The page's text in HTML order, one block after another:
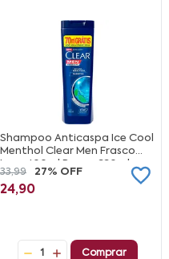
Shampoo Anticaspa Ice Cool
Menthol Clear Men Frasco
Leve 400ml Pague 330ml
33,99 27% OFF
24,90
1 Comprar